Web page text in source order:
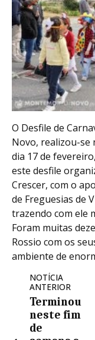
O Desfile de
Novo, realizou-se
dia 17 de
este desfile
Crescer, com o
de Freguesias de
trazendo com ele
Foram muitas
Rossio com os
ambiente de
NOTÍCIA
ANTERIOR
Terminou
neste fim
de